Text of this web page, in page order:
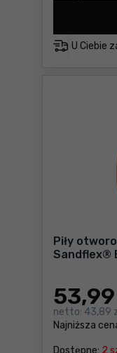
U Ciebie
Piły
Sandflex®
Najniższa
53,99
netto: 43,89
Dostępne: 2